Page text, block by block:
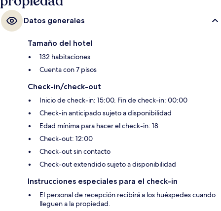
Datos generales
Tamaño del hotel
132 habitaciones
Cuenta con 7 pisos
Check-in/check-out
Inicio de check-in: 15:00. Fin de check-in: 00:00
Check-in anticipado sujeto a disponibilidad
Edad mínima para hacer el check-in: 18
Check-out: 12:00
Check-out sin contacto
Check-out extendido sujeto a disponibilidad
Instrucciones especiales para el check-in
El personal de recepción recibirá a los huéspedes cuando
lleguen a la propiedad.